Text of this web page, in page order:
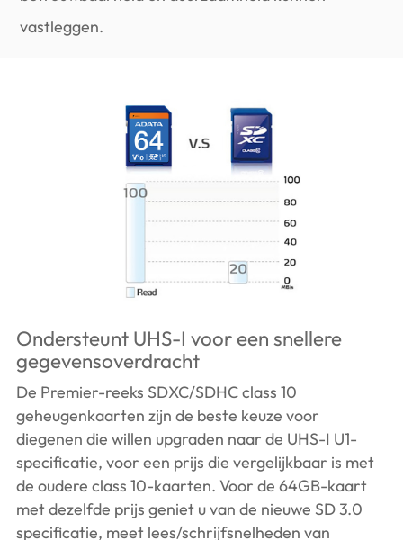
vastleggen.
Ondersteunt UHS-I voor een snellere
gegevensoverdracht
De Premier-reeks SDXC/SDHC class 10
geheugenkaarten zijn de beste keuze voor
diegenen die willen upgraden naar de UHS-I U1-
specificatie, voor een prijs die vergelijkbaar is met
de oudere class 10-kaarten. Voor de 64GB-kaart
met dezelfde prijs geniet u van de nieuwe SD 3.0
specificatie, meet lees/schrijfsnelheden van